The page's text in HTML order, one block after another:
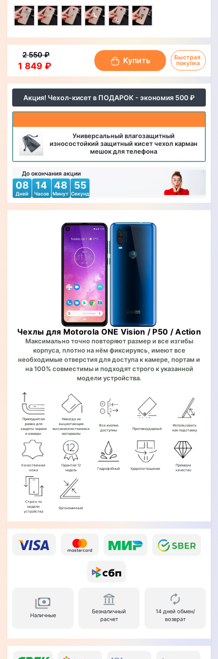
Акция! Чехол-кисет в ПОДАРОК - экономия 500 ₽
Универсальный влагозащитный
износостойкий защитный кисет чехол карман
мешок для телефона
До окончания акции
08
Дней
14
Часов
48
Минут
52
Секунд
Чехлы для Motorola ONE Vision / P50 / Action
Максимально точно повторяют размер и все изгибы
корпуса, плотно на нём фиксируясь, имеют все
необходимые отверстия для доступа к камере, портам и
на 100% совместимы и подходят строго к указанной
модели устройства.
Приподнятая
рамка для
защиты экрана
и камеры
Никогда не
выцветающие
высококачественные
материалы
Все кнопки
доступны
Противоударный
Использовать
как подставку
Качественная
кожа
Гарантия 12
недель
Гидрофобный Ударопоглощение
Премиум
качество
Строго по
модели
устройства
Эргономичный
Наличные
Безналичный
расчет
14 дней обмен/
возврат
1 849 ₽
2 550 ₽
Купить
Быстрая
покупка